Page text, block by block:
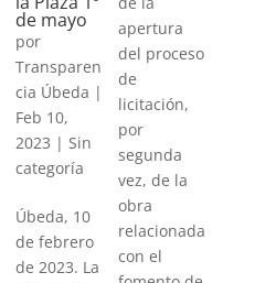
de mayo
por
Transparen
cia Úbeda |
Feb 10,
2023 | Sin
categoría
Úbeda, 10
de febrero
de 2023. La
apertura
del proceso
de
licitación,
por
segunda
vez, de la
obra
relacionada
con el